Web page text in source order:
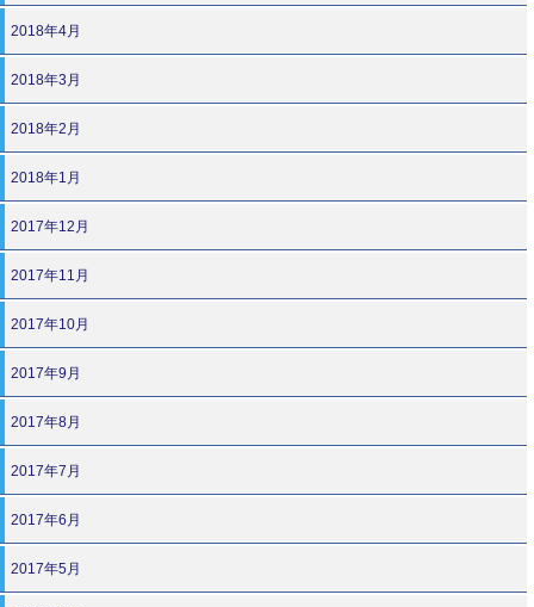
2018年4月
2018年3月
2018年2月
2018年1月
2017年12月
2017年11月
2017年10月
2017年9月
2017年8月
2017年7月
2017年6月
2017年5月